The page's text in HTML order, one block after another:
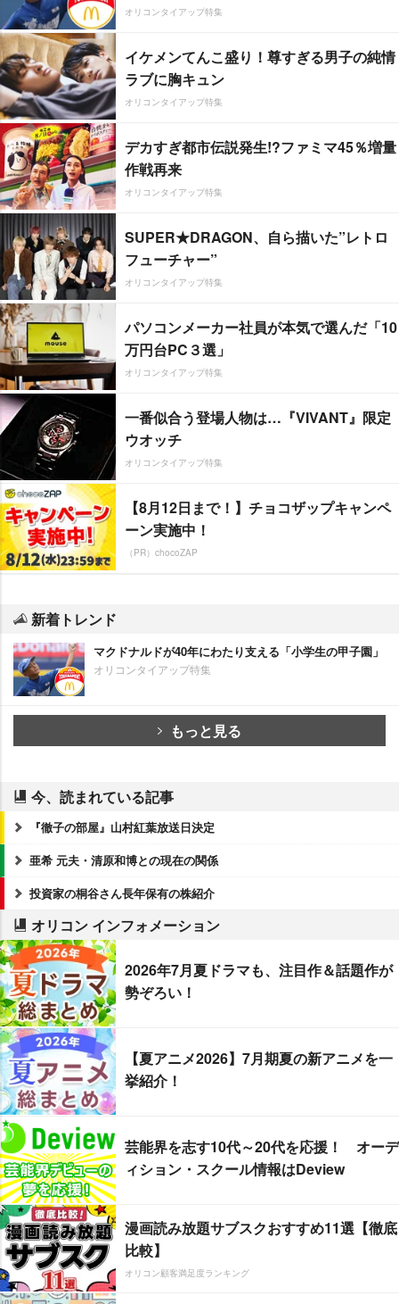
オリコンタイアップ特集
イケメンてんこ盛り！尊すぎる男子の純情
ラブに胸キュン
オリコンタイアップ特集
デカすぎ都市伝説発生!?ファミマ45％増量
作戦再来
オリコンタイアップ特集
SUPER★DRAGON、自ら描いた”レトロ
フューチャー”
オリコンタイアップ特集
パソコンメーカー社員が本気で選んだ「10
万円台PC３選」
オリコンタイアップ特集
一番似合う登場人物は…『VIVANT』限定
ウオッチ
オリコンタイアップ特集
【8月12日まで！】チョコザップキャンペ
ーン実施中！
（PR）chocoZAP
新着トレンド
マクドナルドが40年にわたり支える「小学生の甲子園」
オリコンタイアップ特集
もっと見る
今、読まれている記事
『徹子の部屋』山村紅葉放送日決定
亜希 元夫・清原和博との現在の関係
投資家の桐谷さん長年保有の株紹介
オリコン インフォメーション
2026年7月夏ドラマも、注目作＆話題作が
勢ぞろい！
【夏アニメ2026】7月期夏の新アニメを一
挙紹介！
芸能界を志す10代～20代を応援！ オーデ
ィション・スクール情報はDeview
漫画読み放題サブスクおすすめ11選【徹底
比較】
オリコン顧客満足度ランキング